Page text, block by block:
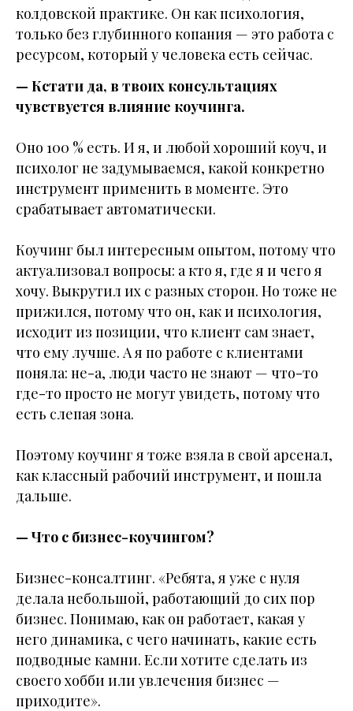
колдовской практике. Он как психология,
только без глубинного копания — это работа с
ресурсом, который у человека есть сейчас.
— Кстати да, в твоих консультациях
чувствуется влияние коучинга.
Оно 100 % есть. И я, и любой хороший коуч, и
психолог не задумываемся, какой конкретно
инструмент применить в моменте. Это
срабатывает автоматически.
Коучинг был интересным опытом, потому что
актуализовал вопросы: а кто я, где я и чего я
хочу. Выкрутил их с разных сторон. Но тоже не
прижился, потому что он, как и психология,
исходит из позиции, что клиент сам знает,
что ему лучше. А я по работе с клиентами
поняла: не-а, люди часто не знают — что-то
где-то просто не могут увидеть, потому что
есть слепая зона.
Поэтому коучинг я тоже взяла в свой арсенал,
как классный рабочий инструмент, и пошла
дальше.
— Что с бизнес-коучингом?
Бизнес-консалтинг. «Ребята, я уже с нуля
делала небольшой, работающий до сих пор
бизнес. Понимаю, как он работает, какая у
него динамика, с чего начинать, какие есть
подводные камни. Если хотите сделать из
своего хобби или увлечения бизнес —
приходите».